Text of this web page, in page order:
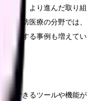
など、より進んだ取り組
や予防医療の分野では、
提供する事例も増えてい
用できるツールや機能が